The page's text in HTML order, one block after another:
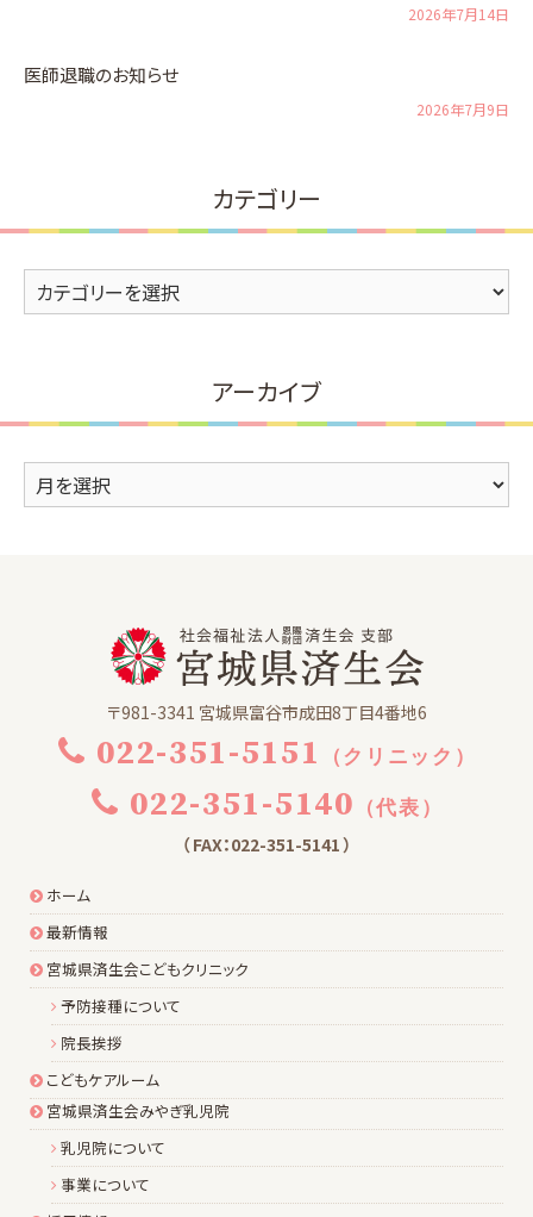
2026年7月14日
医師退職のお知らせ
2026年7月9日
カテゴリー
カ
テ
アーカイブ
ー
〒981-3341 宮城県富谷市成田8丁目4番地6
022-351-5151 （クリニック）
022-351-5140 （代表）
（ FAX：022-351-5141 ）
ホーム
最新情報
宮城県済生会こどもクリニック
予防接種について
院長挨拶
こどもケアルーム
宮城県済生会みやぎ乳児院
乳児院について
事業について